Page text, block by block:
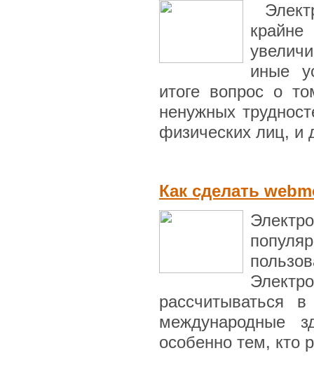
иные
итоге вопрос о
ненужных
физических лиц, и
Как сделать
рассчитываться
международные
особенно тем, кто